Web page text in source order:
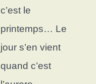
c’est le
printemps… Le
jour s’en vient
quand c’est